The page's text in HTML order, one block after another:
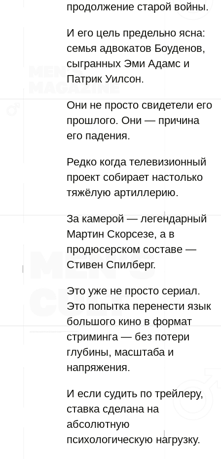
продолжение старой войны.
И его цель предельно ясна:
семья адвокатов Боуденов,
сыгранных Эми Адамс и
Патрик Уилсон.
Они не просто свидетели его
прошлого. Они — причина
его падения.
Редко когда телевизионный
проект собирает настолько
тяжёлую артиллерию.
За камерой — легендарный
Мартин Скорсезе, а в
продюсерском составе —
Стивен Спилберг.
Это уже не просто сериал.
Это попытка перенести язык
большого кино в формат
стриминга — без потери
глубины, масштаба и
напряжения.
И если судить по трейлеру,
ставка сделана на
абсолютную
психологическую нагрузку.